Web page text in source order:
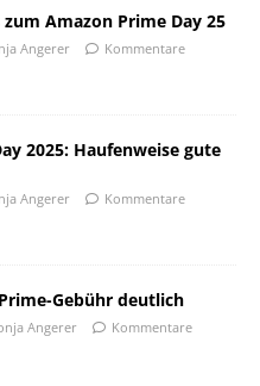
zum Amazon Prime Day 25
Angerer
Kommentare
2025: Haufenweise gute
Angerer
Kommentare
Gebühr deutlich
Angerer
Kommentare